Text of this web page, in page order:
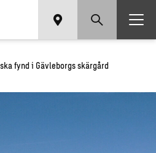
fynd i Gävleborgs skärgård